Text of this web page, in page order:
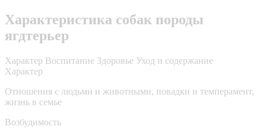
Характеристика собак породы
ягдтерьер
Характер Воспитание Здоровье Уход и содержание
Характер
Отношения с людьми и животными, повадки и темперамент,
жизнь в семье
Возбудимость